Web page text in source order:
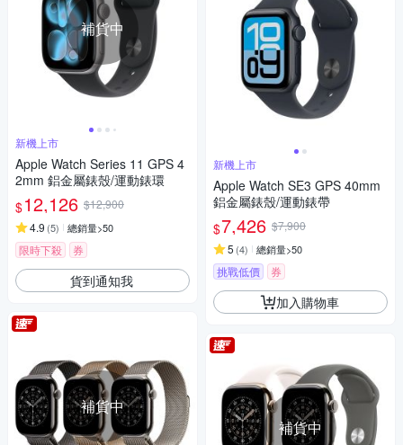
補貨中
新機上市
Apple Watch Series 11 GPS 4
2mm 鋁金屬錶殼/運動錶環
$12,126 $12,900
4.9 (5) 總銷量>50
限時下殺 券
貨到通知我
補貨中
新機上市
Apple Watch SE3 GPS 40mm
鋁金屬錶殼/運動錶帶
$7,426 $7,900
5 (4) 總銷量>50
挑戰低價 券
加入購物車
補貨中